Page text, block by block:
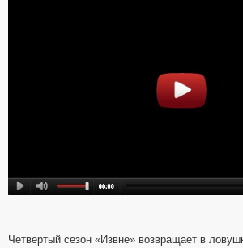
Четвертый сезон «Извне» возвращает в